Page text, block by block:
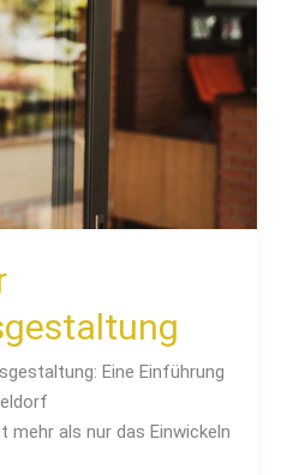
Eine Einführung
als nur das Einwickeln